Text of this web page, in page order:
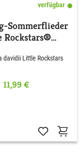
verfügbar
Sommerflieder
Rockstars®
davidii Little Rockstars
11,99 €